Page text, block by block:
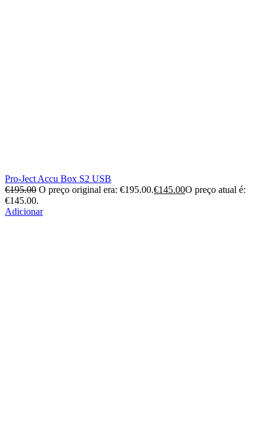
Pro-Ject Accu Box S2 USB
€195.00 O preço original era: €195.00.€145.00O preço atual é:
€145.00.
Adicionar